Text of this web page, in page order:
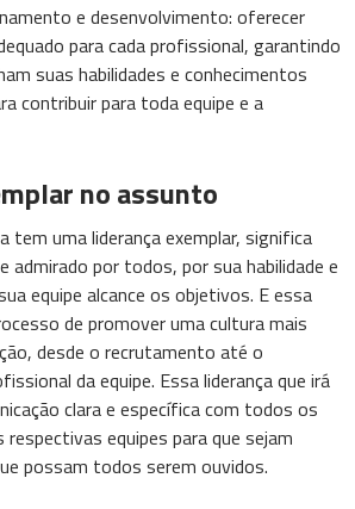
e desenvolvimento: oferecer
para cada profissional, garantindo
suas habilidades e conhecimentos
contribuir para toda equipe e a
no assunto
tem uma liderança exemplar, significa
admirado por todos, por sua habilidade e
equipe alcance os objetivos. E essa
de promover uma cultura mais
desde o recrutamento até o
da equipe. Essa liderança que irá
clara e específica com todos os
equipes para que sejam
possam todos serem ouvidos.